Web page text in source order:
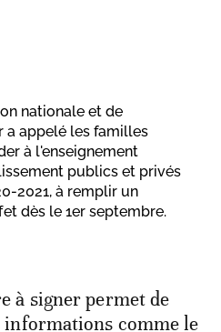
nationale et de
a appelé les familles
à l'enseignement
publics et privés
2021, à remplir un
dès le 1er septembre.
à signer permet de
comme le